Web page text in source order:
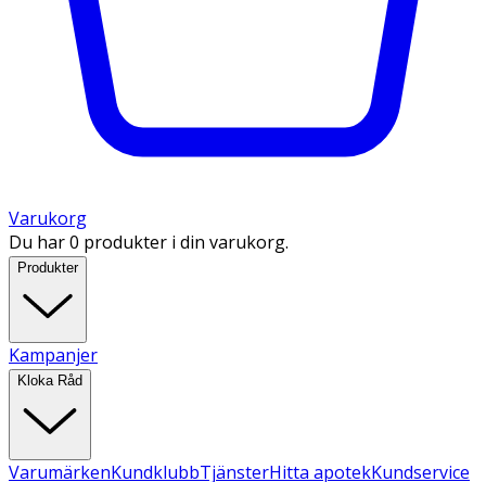
Varukorg
Du har 0 produkter i din varukorg.
Produkter
Kampanjer
Kloka Råd
VarumärkenKundklubbTjänsterHitta apotekKundservice